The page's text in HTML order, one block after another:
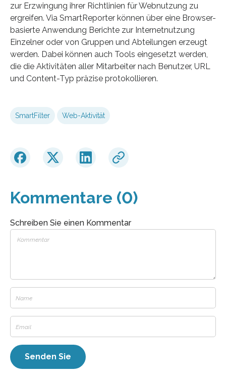
zur Erzwingung ihrer Richtlinien für Webnutzung zu
ergreifen. Via SmartReporter können über eine Browser-
basierte Anwendung Berichte zur Internetnutzung
Einzelner oder von Gruppen und Abteilungen erzeugt
werden. Dabei können auch Tools eingesetzt werden,
die die Aktivitäten aller Mitarbeiter nach Benutzer, URL
und Content-Typ präzise protokollieren.
SmartFilter Web-Aktivität
Kommentare (0)
Schreiben Sie einen Kommentar